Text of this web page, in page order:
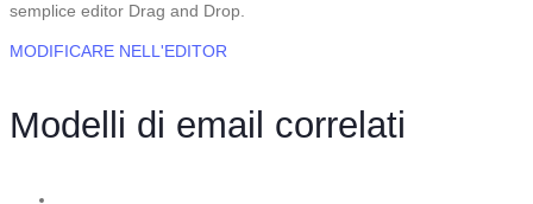
semplice editor Drag and Drop.
MODIFICARE NELL'EDITOR
Modelli di email correlati